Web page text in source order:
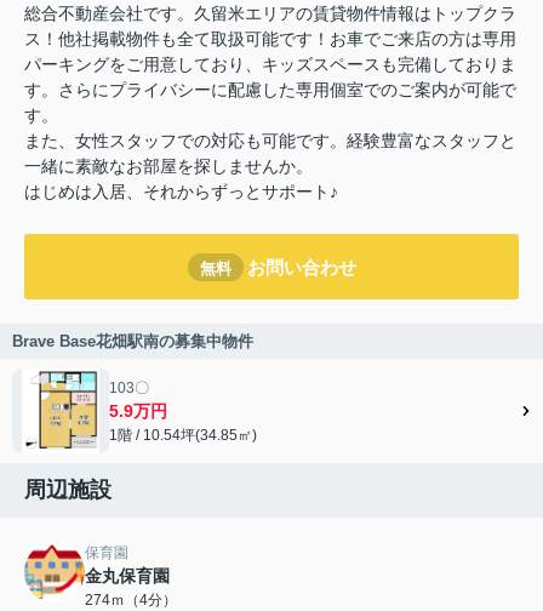
総合不動産会社です。久留米エリアの賃貸物件情報はトップクラ
ス！他社掲載物件も全て取扱可能です！お車でご来店の方は専用
パーキングをご用意しており、キッズスペースも完備しておりま
す。さらにプライバシーに配慮した専用個室でのご案内が可能で
す。
また、女性スタッフでの対応も可能です。経験豊富なスタッフと
一緒に素敵なお部屋を探しませんか。
はじめは入居、それからずっとサポート♪
無料 お問い合わせ
Brave Base花畑駅南の募集中物件
103〇
5.9万円
1階 / 10.54坪(34.85㎡)
周辺施設
保育園
金丸保育園
274ｍ（4分）